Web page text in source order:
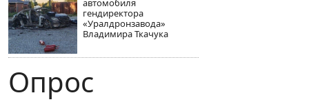
автомобиля
гендиректора
«Уралдронзавода»
Владимира Ткачука
Опрос